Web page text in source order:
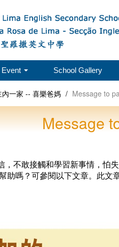
School Gallery
內一家 -- 喜樂爸媽 / Message to
Message
，不敢接觸和學習新事情，怕
助嗎？可參閱以下文章。此文